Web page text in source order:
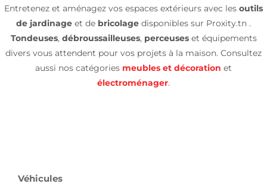
Entretenez et aménagez vos espaces extérieurs avec les outils
de jardinage et de bricolage disponibles sur Proxity.tn .
Tondeuses, débroussailleuses, perceuseset équipements
divers vous attendent pour vos projets à la maison. Consultez
aussi nos catégories meubles et décoration et
électroménager.
Véhicules